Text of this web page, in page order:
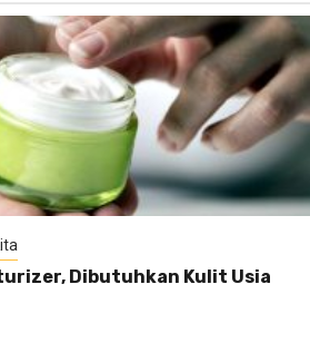
Dibutuhkan Kulit Usia